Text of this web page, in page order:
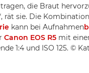
die Braut
rät sie. Die
kann bei Aufnahmen
Canon EOS R5 mit
1:4 und ISO 125. ©